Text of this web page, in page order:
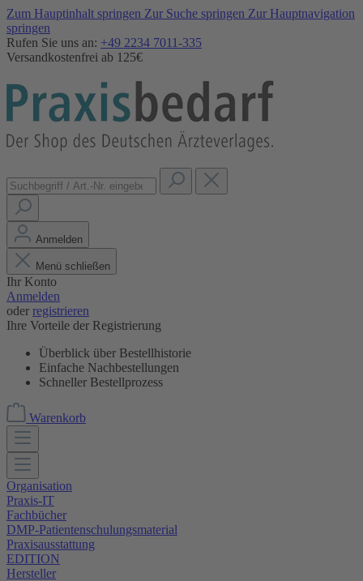
Zum Hauptinhalt springen Zur Suche springen Zur Hauptnavigation
springen
Rufen Sie uns an: +49 2234 7011-335
Versandkostenfrei ab 125€
Anmelden
Menü schließen
Ihr Konto
Anmelden
oder registrieren
Ihre Vorteile der Registrierung
Überblick über Bestellhistorie
Einfache Nachbestellungen
Schneller Bestellprozess
Warenkorb
Organisation
Praxis-IT
Fachbücher
DMP-Patientenschulungsmaterial
Praxisausstattung
EDITION
Hersteller